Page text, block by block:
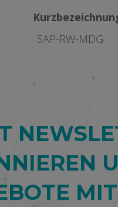
RW-MDG